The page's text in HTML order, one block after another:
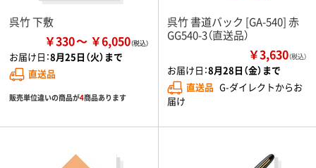
呉竹 下敷
￥330 ￥6,050
お届け日：8月25日（火）まで
直送品
販売単位違いの商品が4商品あります
呉竹 書道バック [GA-540] 赤
GG540-3（直送品）
￥3,630（税込）
お届け日：8月28日（金）まで
直送品 G-ダイレクトからお
届け